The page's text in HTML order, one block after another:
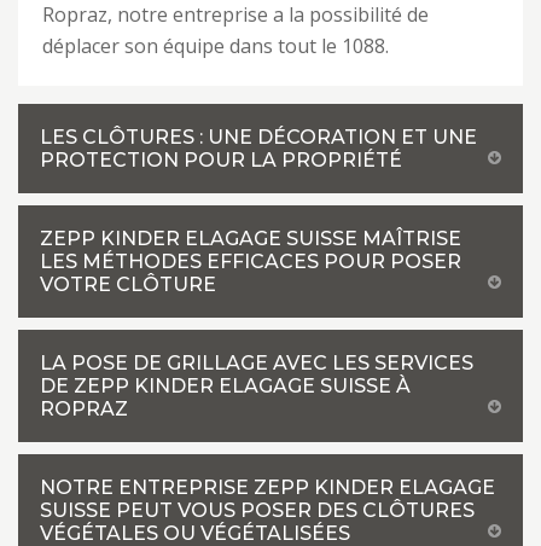
Ropraz, notre entreprise a la possibilité de
déplacer son équipe dans tout le 1088.
LES CLÔTURES : UNE DÉCORATION ET UNE
PROTECTION POUR LA PROPRIÉTÉ
ZEPP KINDER ELAGAGE SUISSE MAÎTRISE
LES MÉTHODES EFFICACES POUR POSER
VOTRE CLÔTURE
LA POSE DE GRILLAGE AVEC LES SERVICES
DE ZEPP KINDER ELAGAGE SUISSE À
ROPRAZ
NOTRE ENTREPRISE ZEPP KINDER ELAGAGE
SUISSE PEUT VOUS POSER DES CLÔTURES
VÉGÉTALES OU VÉGÉTALISÉES